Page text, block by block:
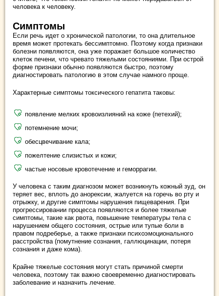
человека к человеку.
Симптомы
Если речь идет о хронической патологии, то она длительное
время может протекать бессимптомно. Поэтому когда признаки
болезни появляются, она уже поражает большое количество
клеток печени, что чревато тяжелыми состояниями. При острой
форме признаки обычно появляются быстро, поэтому
диагностировать патологию в этом случае намного проще.
Характерные симптомы токсического гепатита таковы:
появление мелких кровоизлияний на коже (петехий);
потемнение мочи;
обесцвечивание кала;
пожелтение слизистых и кожи;
частые носовые кровотечение и геморрагии.
У человека с таким диагнозом может возникнуть кожный зуд, он
теряет вес, вплоть до анорексии, жалуется на горечь во рту и
отрыжку, и другие симптомы нарушения пищеварения. При
прогрессировании процесса появляются и более тяжелые
симптомы, такие как рвота, повышение температуры тела с
нарушением общего состояния, острые или тупые боли в
правом подреберье, а также признаки психоэмоционального
расстройства (помутнение сознания, галлюцинации, потеря
сознания и даже кома).
Крайне тяжелые состояния могут стать причиной смерти
человека, поэтому так важно своевременно диагностировать
заболевание и назначить лечение.